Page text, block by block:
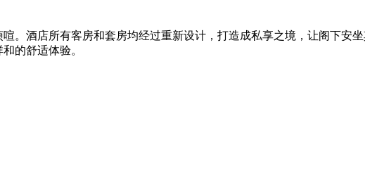
。酒店所有客房和套房均经过重新设计，打造成私享之境​，让阁下安
的舒适体验。